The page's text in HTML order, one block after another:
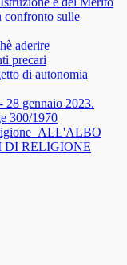
confronto sulle
aderire
precari
di autonomia
gennaio 2023.
300/1970
DI RELIGIONE